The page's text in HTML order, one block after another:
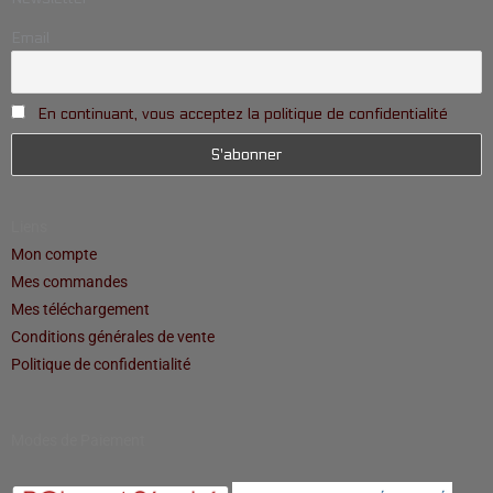
En continuant, vous acceptez la politique de confidentialité
Mon compte
Mes commandes
Mes téléchargement
Conditions générales de vente
Politique de confidentialité